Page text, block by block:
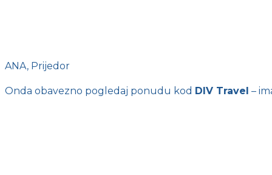
ANA, Prijedor
Onda obavezno pogledaj ponudu kod DIV Travel –